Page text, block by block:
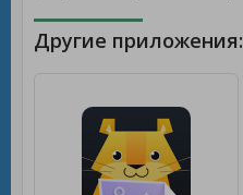
Другие приложения: